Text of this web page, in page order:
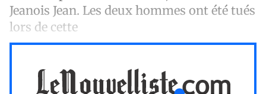
Jeanois Jean. Les deux hommes ont été tués
lors de cette